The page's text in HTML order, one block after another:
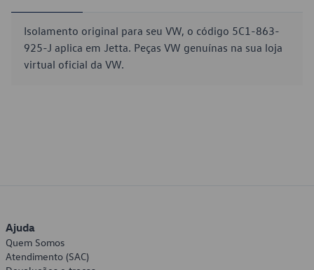
Isolamento original para seu VW, o código 5C1-863-
925-J aplica em Jetta. Peças VW genuínas na sua loja
virtual oficial da VW.
Ajuda
Quem Somos
Atendimento (SAC)